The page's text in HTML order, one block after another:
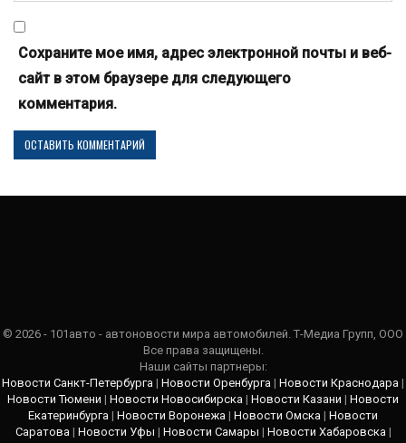
Сохраните мое имя, адрес электронной почты и веб-
сайт в этом браузере для следующего
комментария.
© 2026 - 101авто - автоновости мира автомобилей. Т-Медиа Групп, ООО
Все права защищены.
Наши сайты партнеры:
Новости Санкт-Петербурга | Новости Оренбурга | Новости Краснодара |
Новости Тюмени | Новости Новосибирска | Новости Казани | Новости
Екатеринбурга | Новости Воронежа | Новости Омска | Новости
Саратова | Новости Уфы | Новости Самары | Новости Хабаровска |